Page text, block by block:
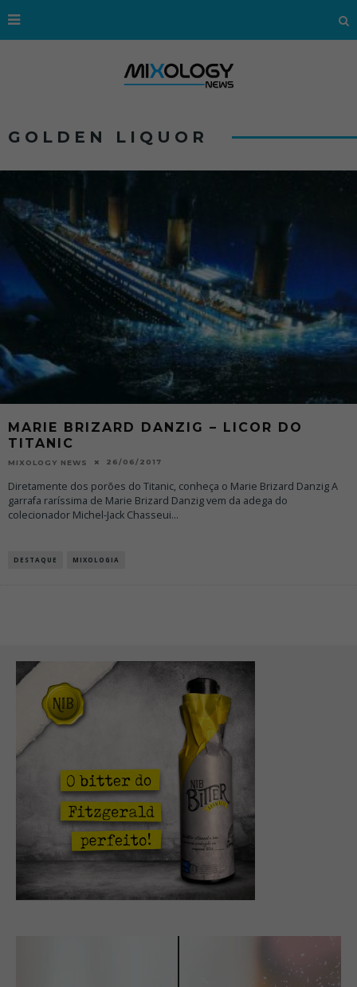
GOLDEN LIQUOR
MARIE BRIZARD DANZIG – LICOR DO
TITANIC
MIXOLOGY NEWS 26/06/2017
Diretamente dos porões do Titanic, conheça o Marie Brizard Danzig A
garrafa raríssima de Marie Brizard Danzig vem da adega do
colecionador Michel-Jack Chasseui...
DESTAQUE MIXOLOGIA